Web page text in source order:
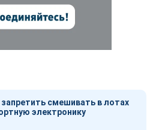
смешивать в лотах
электронику